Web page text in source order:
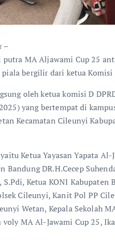
–
MA Aljawami Cup 25
bergilir dari ketua Komisi
oleh ketua komisi D
yang bertempat di
Kecamatan Cileunyi
Ketua Yayasan Yapata
Bandung DR.H.Cecep
Ketua KONI Kabupaten
Cileunyi, Kanit Pol PP
Wetan, Kepala Sekolah
MA Al-Jawami Cup 25,